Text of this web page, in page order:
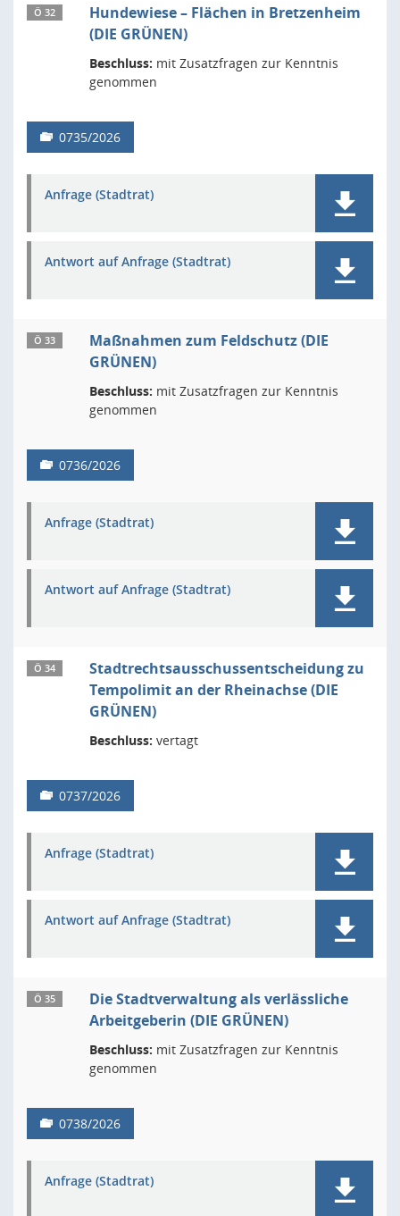
Ö 32
Hundewiese – Flächen in Bretzenheim
(DIE GRÜNEN)
Beschluss: mit Zusatzfragen zur Kenntnis
genommen
0735/2026
Anfrage (Stadtrat)
Antwort auf Anfrage (Stadtrat)
Ö 33
Maßnahmen zum Feldschutz (DIE
GRÜNEN)
Beschluss: mit Zusatzfragen zur Kenntnis
genommen
0736/2026
Anfrage (Stadtrat)
Antwort auf Anfrage (Stadtrat)
Ö 34
Stadtrechtsausschussentscheidung zu
Tempolimit an der Rheinachse (DIE
GRÜNEN)
Beschluss: vertagt
0737/2026
Anfrage (Stadtrat)
Antwort auf Anfrage (Stadtrat)
Ö 35
Die Stadtverwaltung als verlässliche
Arbeitgeberin (DIE GRÜNEN)
Beschluss: mit Zusatzfragen zur Kenntnis
genommen
0738/2026
Anfrage (Stadtrat)